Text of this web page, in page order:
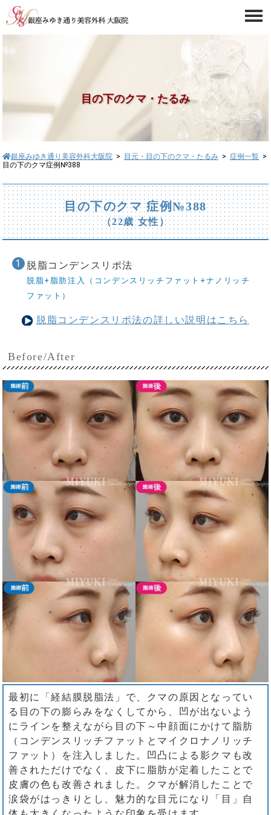
目の下のクマ・たるみ
銀座みゆき通り美容外科大阪院 > 目元・目の下のクマ・たるみ > 症例一覧 >
目の下のクマ症例№388
目の下のクマ 症例№388
（22歳 女性）
脱脂コンデンスリポ法
脱脂+脂肪注入（コンデンスリッチファット+ナノリッチ
ファット）
脱脂コンデンスリポ法の詳しい説明はこちら
Before/After
最初に「経結膜脱脂法」で、クマの原因となってい
る目の下の膨らみをなくしてから、凹が出ないよう
にラインを整えながら目の下～中顔面にかけて脂肪
（コンデンスリッチファットとマイクロナノリッチ
ファット）を注入しました。凹凸による影クマも改
善されただけでなく、皮下に脂肪が定着したことで
皮膚の色も改善されました。クマが解消したことで
涙袋がはっきりとし、魅力的な目元になり「目」自